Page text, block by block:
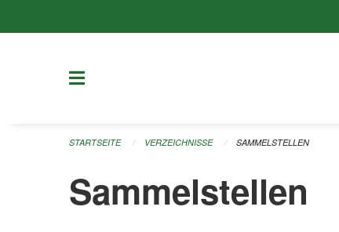
STARTSEITE VERZEICHNISSE SAMMELSTELLEN
Sammelstellen